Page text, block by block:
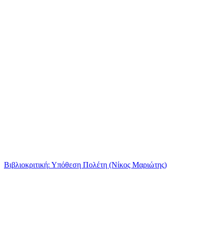
Βιβλιοκριτική: Υπόθεση Πολέτη (Νίκος Μαριώτης)